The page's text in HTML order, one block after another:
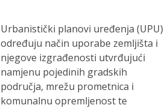
Urbanistički planovi uređenja (UPU)
određuju način uporabe zemljišta i
njegove izgrađenosti utvrđujući
namjenu pojedinih gradskih
područja, mrežu prometnica i
komunalnu opremljenost te